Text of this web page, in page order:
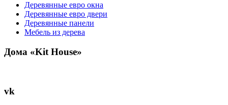
Деревянные евро окна
Деревянные евро двери
Деревянные панели
Мебель из дерева
Дома «Kit House»
vk